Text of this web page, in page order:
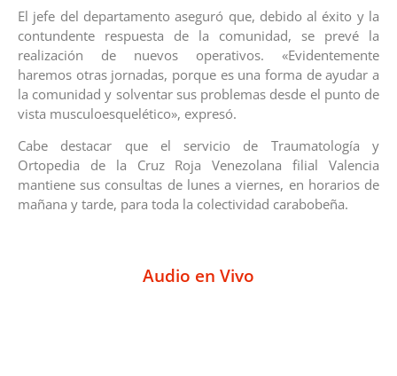
El jefe del departamento aseguró que, debido al éxito y la
contundente respuesta de la comunidad, se prevé la
realización de nuevos operativos. «Evidentemente
haremos otras jornadas, porque es una forma de ayudar a
la comunidad y solventar sus problemas desde el punto de
vista musculoesquelético», expresó.
Cabe destacar que el servicio de Traumatología y
Ortopedia de la Cruz Roja Venezolana filial Valencia
mantiene sus consultas de lunes a viernes, en horarios de
mañana y tarde, para toda la colectividad carabobeña.
Audio en Vivo